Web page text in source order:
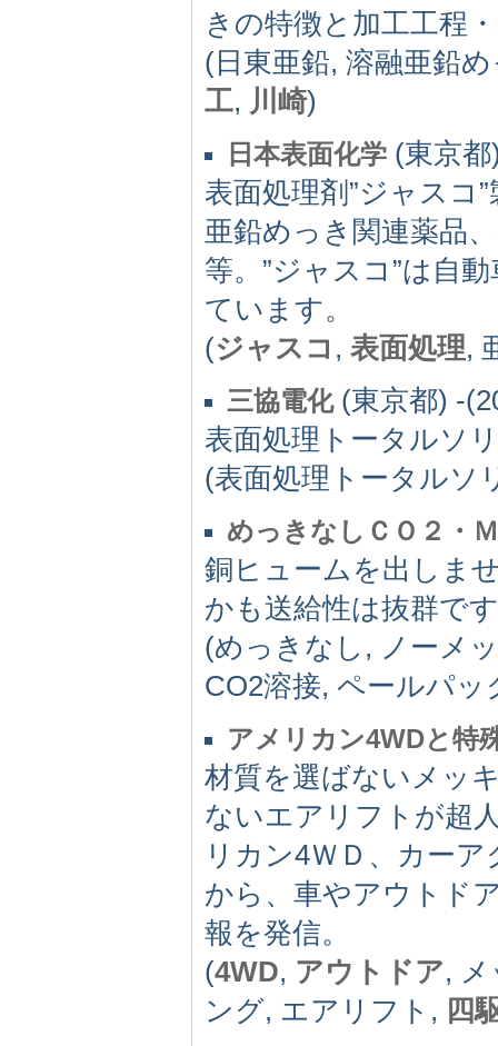
きの特徴と加工工程
(日東亜鉛, 溶融亜鉛
工, 川崎)
日本表面化学 (東京
表面処理剤”ジャスコ
亜鉛めっき関連薬品
等。”ジャスコ”は自
ています。
(ジャスコ , 表面処理,
三協電化(東京都) -
表面処理トータルソ
(表面処理トータルソ
めっきなしＣＯ２・
銅ヒュームを出しま
かも送給性は抜群で
(めっきなし, ノーメ
CO2溶接, ペールパッ
アメリカン4WDと特
材質を選ばないメッ
ないエアリフトが超
リカン4ＷＤ、カー
から、車やアウトド
報を発信。
(4WD, アウトドア,
ング, エアリフト, 四